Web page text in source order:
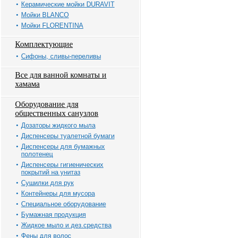
Керамические мойки DURAVIT
Мойки BLANCO
Мойки FLORENTINA
Комплектующие
Сифоны, сливы-переливы
Все для ванной комнаты и
хамама
Оборудование для
общественных санузлов
Дозаторы жидкого мыла
Диспенсеры туалетной бумаги
Диспенсеры для бумажных
полотенец
Диспенсеры гигиенических
покрытий на унитаз
Сушилки для рук
Контейнеры для мусора
Специальное оборудование
Бумажная продукция
Жидкое мыло и дез.средства
Фены для волос